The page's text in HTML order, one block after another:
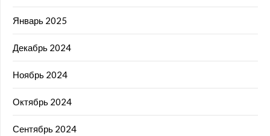
Январь 2025
Декабрь 2024
Ноябрь 2024
Октябрь 2024
Сентябрь 2024